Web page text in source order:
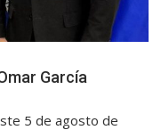
García
5 de agosto de